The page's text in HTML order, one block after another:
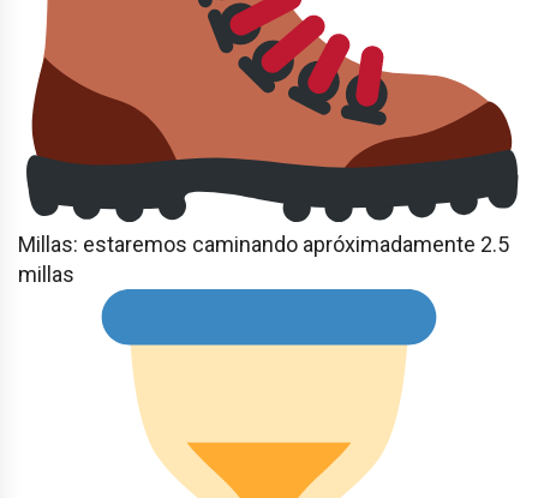
Millas: estaremos caminando apróximadamente 2.5
millas